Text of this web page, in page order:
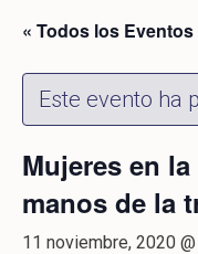
« Todos los Eventos
Este evento ha
Mujeres en
manos de la
11 noviembre, 2020